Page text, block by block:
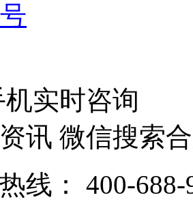
实时咨询
讯 微信搜索
线： 400-688-